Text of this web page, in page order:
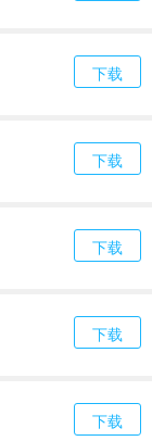
下载
下载
下载
下载
下载